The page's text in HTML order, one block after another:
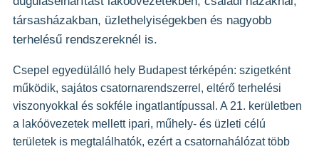
Rólunk
GYIK
társasházakban, üzlethelyiségekben és nagyobb
terhelésű rendszereknél is.
Csepel egyedülálló hely Budapest térképén: szigetként
működik, sajátos csatornarendszerrel, eltérő terhelési
viszonyokkal és sokféle ingatlantípussal. A 21. kerületben
a lakóövezetek mellett ipari, műhely- és üzleti célú
területek is megtalálhatók, ezért a csatornahálózat több